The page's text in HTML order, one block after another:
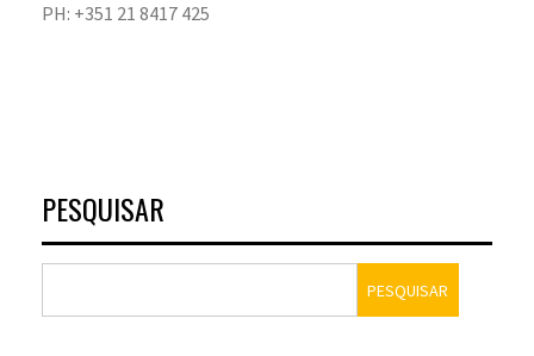
PH: +351 21 8417 425
PESQUISAR
PESQUISAR